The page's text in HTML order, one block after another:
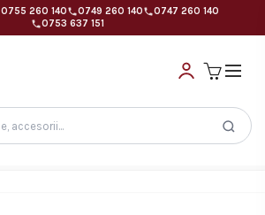
0755 260 140 0749 260 140
0747 260 140
0753 637 151